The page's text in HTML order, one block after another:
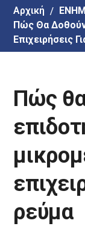
Αρχική
Πώς Θα Δοθούν
Επιχειρήσεις
Πώς
ρεύμα